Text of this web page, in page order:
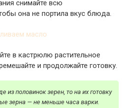
снимайте всю
она не портила вкус блюда.
в кастрюлю растительное
и продолжайте готовку.
из половинок зерен, то на их готовку
зерна — не меньше часа варки.